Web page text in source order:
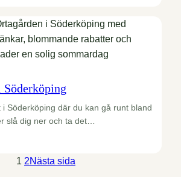
Söderköping
i Söderköping där du kan gå runt bland
slå dig ner och ta det…
1 2Nästa sida